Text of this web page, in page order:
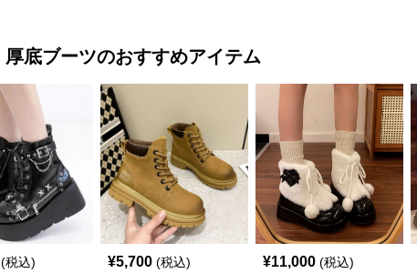
厚底ブーツのおすすめアイテム
(税込) ¥5,700 (税込) ¥11,000 (税込)